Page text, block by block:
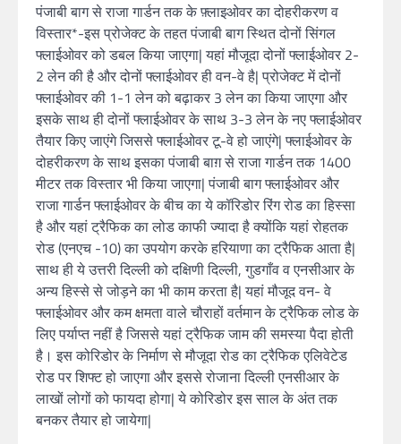
पंजाबी बाग से राजा गार्डन तक के फ़्लाइओवर का दोहरीकरण व
विस्तार*-इस प्रोजेक्ट के तहत पंजाबी बाग स्थित दोनों सिंगल
फ्लाईओवर को डबल किया जाएगा| यहां मौजूदा दोनों फ्लाईओवर 2-
2 लेन की है और दोनों फ्लाईओवर ही वन-वे है| प्रोजेक्ट में दोनों
फ्लाईओवर की 1-1 लेन को बढ़ाकर 3 लेन का किया जाएगा और
इसके साथ ही दोनों फ्लाईओवर के साथ 3-3 लेन के नए फ्लाईओवर
तैयार किए जाएंगे जिससे फ्लाईओवर टू-वे हो जाएंगे| फ्लाईओवर के
दोहरीकरण के साथ इसका पंजाबी बाग़ से राजा गार्डन तक 1400
मीटर तक विस्तार भी किया जाएगा| पंजाबी बाग फ्लाईओवर और
राजा गार्डन फ्लाईओवर के बीच का ये कॉरिडोर रिंग रोड का हिस्सा
है और यहां ट्रैफिक का लोड काफी ज्यादा है क्योंकि यहां रोहतक
रोड (एनएच -10) का उपयोग करके हरियाणा का ट्रैफिक आता है|
साथ ही ये उत्तरी दिल्ली को दक्षिणी दिल्ली, गुडगाँव व एनसीआर के
अन्य हिस्से से जोड़ने का भी काम करता है| यहां मौजूद वन- वे
फ्लाईओवर और कम क्षमता वाले चौराहों वर्तमान के ट्रैफिक लोड के
लिए पर्याप्त नहीं है जिससे यहां ट्रैफिक जाम की समस्या पैदा होती
है। इस कोरिडोर के निर्माण से मौजूदा रोड का ट्रैफिक एलिवेटेड
रोड पर शिफ्ट हो जाएगा और इससे रोजाना दिल्ली एनसीआर के
लाखों लोगों को फायदा होगा| ये कोरिडोर इस साल के अंत तक
बनकर तैयार हो जायेगा|